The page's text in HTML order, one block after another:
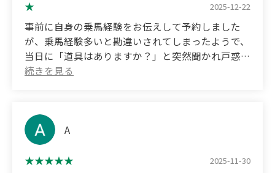
to look around the 20 horses, many of which were
gentle, so we had a great time!
For the horse riding, we were given a ride by a
horse named Riley, and when we told them we
were a little scared, they taught us slowly and
Max, who was just so adorable I couldn't help but
love him.
He was so adorable!
We would definitely like to go again!!
2025-12-22
事前に自身の乗馬経験をお伝えして予約しました
が、乗馬経験多いと勘違いされてしまったようで、
当日に「道具はありますか？」と突然聞かれ戸惑い
ました。
はぬかるんだ道を歩いてついていくのが大変でし
た。
バス便が少なく、予約時間よりかなり早めに着いて
しまい申し訳なかったです。
A
2025-11-30